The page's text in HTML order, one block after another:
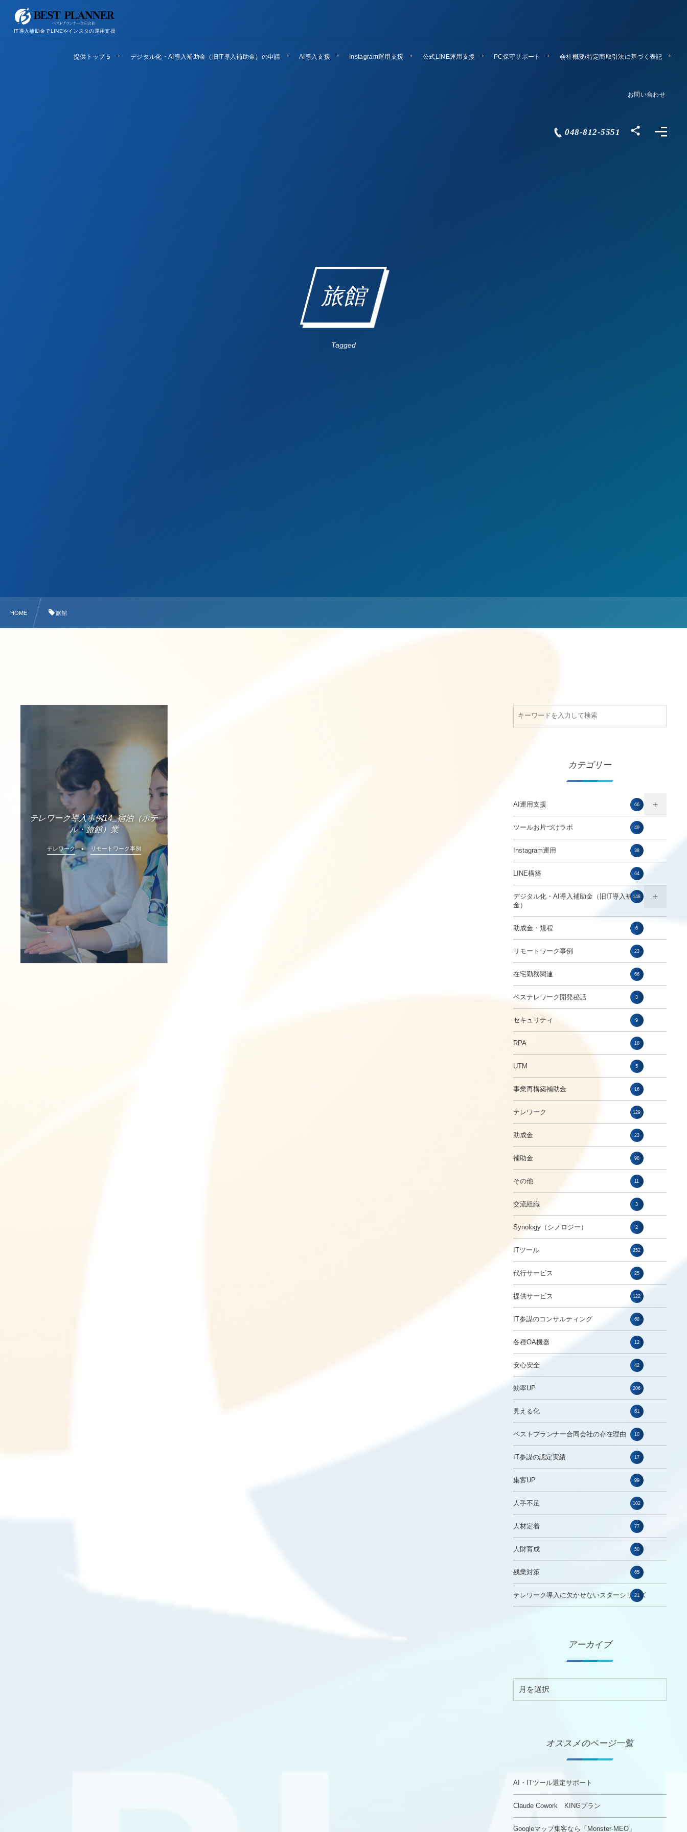
IT導入補助金でLINEやインスタの運用支援
提供トップ５
Top5 デジタル化・AI導入補助金（旧IT導入補助金）の申請 AI導入支援 Instagram運用支援 公式LINE運用支援 PC保守サポート
リモートメンテ 会社概要/特定商取引法に基づく表記
Company Profile
お問い合わせ
Contact
048-812-5551
旅館
Tagged
HOME 旅館
テレワーク導入事例14_宿泊（ホテ
ル・旅館）業
テレワーク リモートワーク事例
カテゴリー
AI運用支援 66
ツールお片づけラボ 49
Instagram運用 38
LINE構築 64
デジタル化・AI導入補助金（旧IT導入補助
金）
148
助成金・規程 6
リモートワーク事例 23
在宅勤務関連 66
ベステレワーク開発秘話 3
セキュリティ 9
RPA 18
UTM 5
事業再構築補助金 16
テレワーク 129
助成金 23
補助金 98
その他 11
交流組織 3
Synology（シノロジー） 2
ITツール 252
代行サービス 25
提供サービス 122
IT参謀のコンサルティング 68
各種OA機器 12
安心安全 42
効率UP 206
見える化 61
ベストプランナー合同会社の存在理由 10
IT参謀の認定実績 17
集客UP 99
人手不足 102
人材定着 77
人財育成 50
残業対策 65
テレワーク導入に欠かせないスターシリーズ
21
アーカイブ
オススメのページ一覧
AI・ITツール選定サポート
Claude Cowork KINGプラン
Googleマップ集客なら「Monster-MEO」